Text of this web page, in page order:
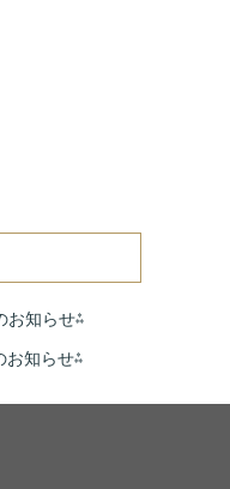
お知らせ⁂
お知らせ⁂